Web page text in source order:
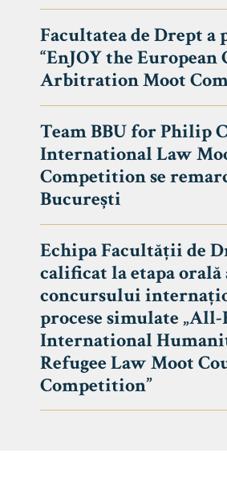
Facultatea de Drept
“EnJOY the
Arbitration Moot
Team BBU for Philip
International Law
Competition se
București
Echipa Facultății de
calificat la etapa orală
concursului
procese simulate
International
Refugee Law Moot
Competition”